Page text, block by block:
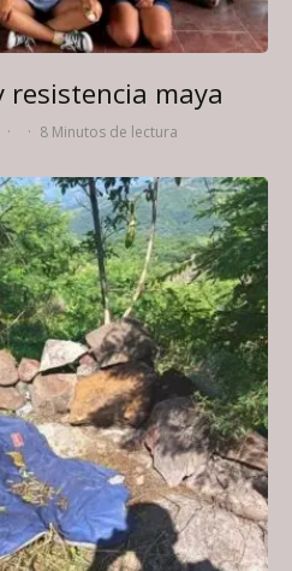
resistencia maya
· · 8 Minutos de lectura